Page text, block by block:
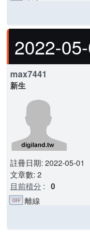
2022-
max7441
新生
註冊日期: 2022-05-01
文章數: 2
目前積分 : 0
離線